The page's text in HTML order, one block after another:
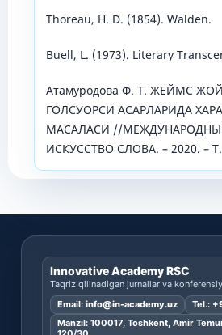
Thoreau, H. D. (1854). Walden.
Buell, L. (1973). Literary
Атамуродова Ф. Т. ЖЕЙМС
ГОЛСУОРСИ АСАРЛАРИДА
МАСАЛАСИ //
ИСКУССТВО СЛОВА. – 2020. –
Innovative Academy RSC
Taqriz qilinadigan jurnallar va
Email: info@in-academy.uz Tel.:
Manzil: 100017, Toshkent, Amir